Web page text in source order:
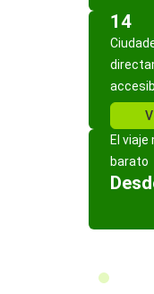
14
El viaje
barato